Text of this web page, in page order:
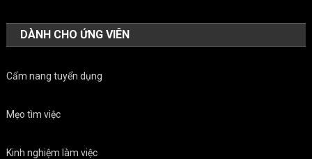
DÀNH CHO ỨNG VIÊN
Cẩm nang tuyển dụng
Mẹo tìm việc
Kinh nghiệm làm việc